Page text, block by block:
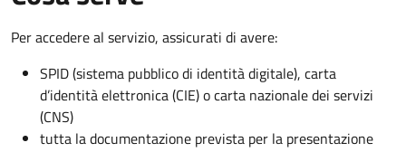
Per accedere al servizio, assicurati di avere:
SPID (sistema pubblico di identità digitale), carta
d’identità elettronica (CIE) o carta nazionale dei servizi
(CNS)
tutta la documentazione prevista per la presentazione